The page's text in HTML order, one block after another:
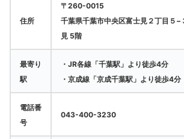
住所
〒260-0015
千葉県千葉市中央区富士見２丁目５−
見 5階
最寄り
駅
・JR各線「千葉駅」より徒歩4分
・京成線「京成千葉駅」より徒歩4分
電話番
号
043-400-3230